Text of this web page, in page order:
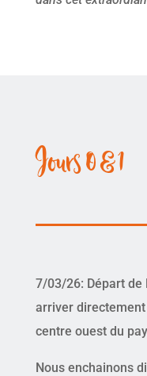
Jours 0 & 1
7/03/26: Départ de
arriver
centre ouest du
Nous enchainons